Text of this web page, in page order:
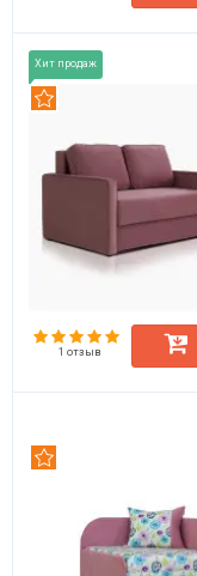
Хит продаж
1 отзыв